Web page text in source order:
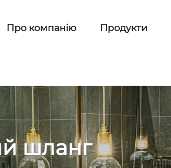
Про компанію Продукти
шланг